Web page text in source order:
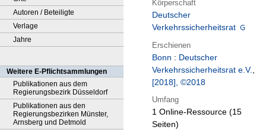
Autoren / Beteiligte
Verlage
Jahre
Weitere E-Pflichtsammlungen
Publikationen aus dem
Regierungsbezirk Düsseldorf
Publikationen aus den
Regierungsbezirken Münster,
Arnsberg und Detmold
Körperschaft
Deutscher
Verkehrssicherheitsrat
Erschienen
Bonn : Deutscher
Verkehrssicherheitsrat e.V.,
[2018], ©2018
Umfang
1 Online-Ressource (15
Seiten)